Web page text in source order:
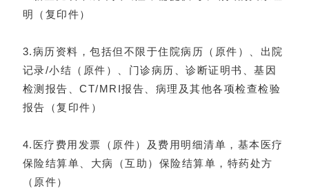
明（复印件）
3.病历资料，包括但不限于住院病历（原件）、出院
记录/小结（原件）、门诊病历、诊断证明书、基因
检测报告、CT/MRI报告、病理及其他各项检查检验
报告（复印件）
4.医疗费用发票（原件）及费用明细清单，基本医疗
保险结算单、大病（互助）保险结算单，特药处方
（原件）